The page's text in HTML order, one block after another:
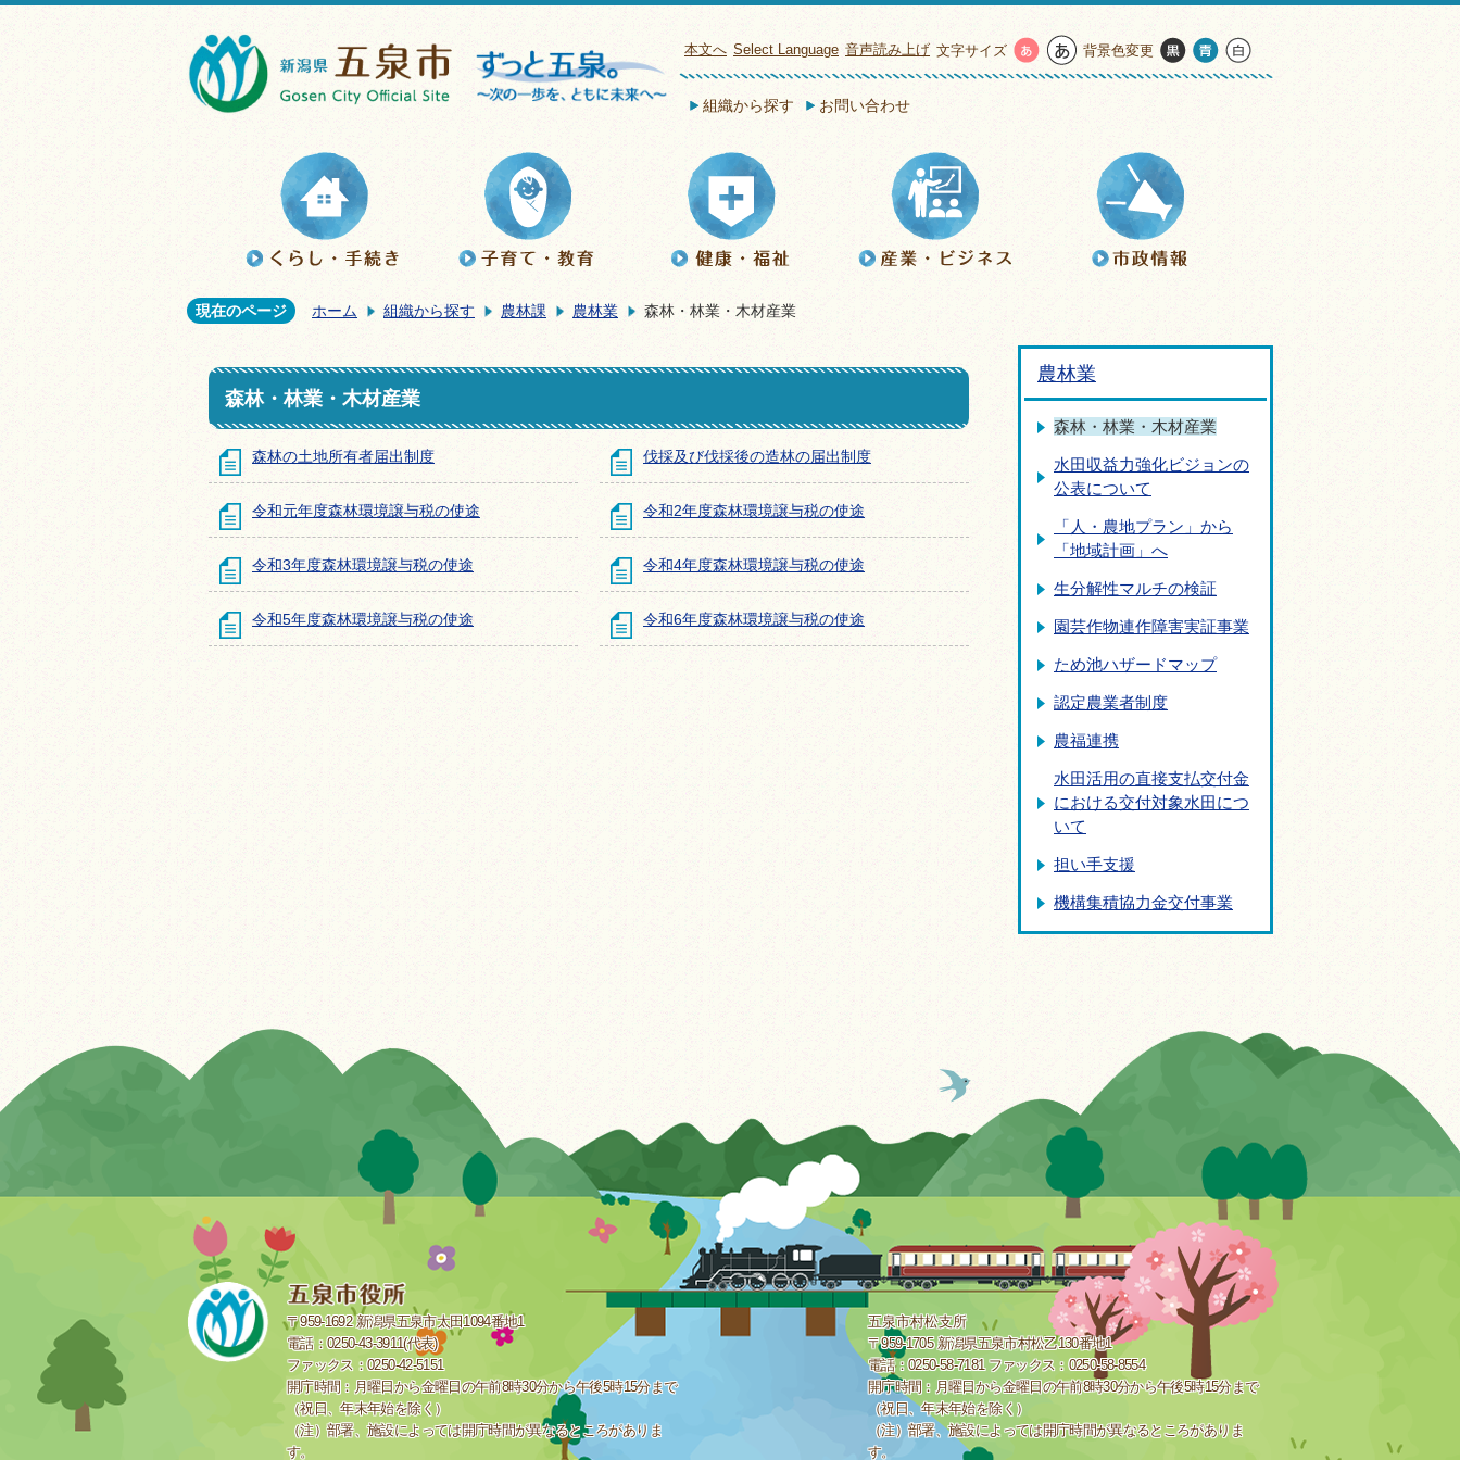
本文へ Select Language 音声読み上げ 文字サイズ 背景色変更
組織から探す お問い合わせ
現在のページ ホーム 組織から探す 農林課 農林業 森林・林業・木材産業
森林・林業・木材産業
森林の土地所有者届出制度 伐採及び伐採後の造林の届出制度
令和元年度森林環境譲与税の使途 令和2年度森林環境譲与税の使途
令和3年度森林環境譲与税の使途 令和4年度森林環境譲与税の使途
令和5年度森林環境譲与税の使途 令和6年度森林環境譲与税の使途
農林業
森林・林業・木材産業
水田収益力強化ビジョンの
公表について
「人・農地プラン」から
「地域計画」へ
生分解性マルチの検証
園芸作物連作障害実証事業
ため池ハザードマップ
認定農業者制度
農福連携
水田活用の直接支払交付金
における交付対象水田につ
いて
担い手支援
機構集積協力金交付事業
〒959-1692 新潟県五泉市太田1094番地1
電話：0250-43-3911(代表)
ファックス：0250-42-5151
開庁時間：月曜日から金曜日の午前8時30分から午後5時15分まで
（祝日、年末年始を除く）
（注）部署、施設によっては開庁時間が異なるところがありま
す。
五泉市村松支所
〒959-1705 新潟県五泉市村松乙130番地1
電話：0250-58-7181 ファックス：0250-58-8554
開庁時間：月曜日から金曜日の午前8時30分から午後5時15分まで
（祝日、年末年始を除く）
（注）部署、施設によっては開庁時間が異なるところがありま
す。